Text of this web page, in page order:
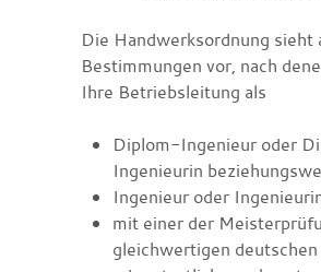
Die Handwerksordnung sieht
Bestimmungen vor, nach
Ihre Betriebsleitung als
Diplom-Ingenieur oder
Ingenieurin
Ingenieur oder
mit einer der
gleichwertigen